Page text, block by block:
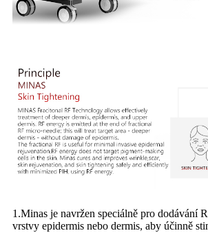
1.Minas je navržen speciálně pro dodávání
vrstvy epidermis nebo dermis, aby účinně